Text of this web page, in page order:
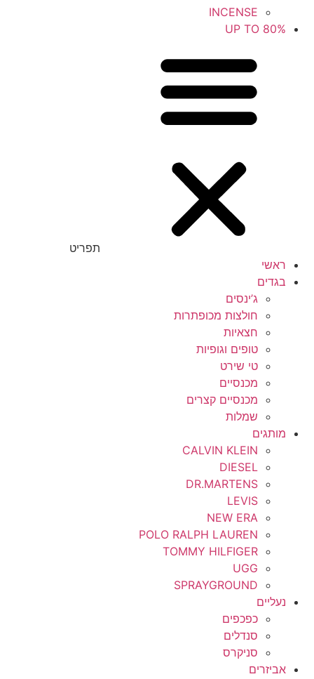
INCENSE
UP TO 80%
תפריט
ראשי
בגדים
ג’ינסים
חולצות מכופתרות
חצאיות
טופים וגופיות
טי שירט
מכנסיים
מכנסיים קצרים
שמלות
מותגים
CALVIN KLEIN
DIESEL
DR.MARTENS
LEVIS
NEW ERA
POLO RALPH LAUREN
TOMMY HILFIGER
UGG
SPRAYGROUND
נעליים
כפכפים
סנדלים
סניקרס
אביזרים